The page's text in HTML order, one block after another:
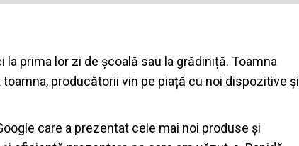
prima lor zi de școală sau la grădiniță. Toamna
producătorii vin pe piață cu noi dispozitive și
care a prezentat cele mai noi produse și